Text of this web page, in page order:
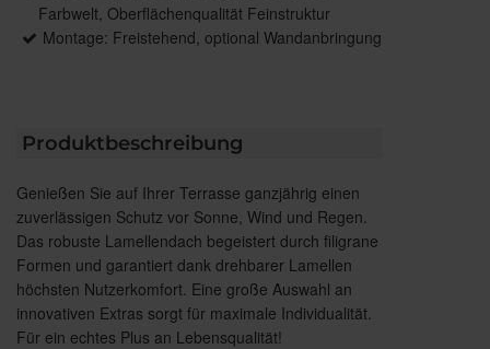
Farbwelt, Oberflächenqualität Feinstruktur
Montage: Freistehend, optional Wandanbringung
Produktbeschreibung
Genießen Sie auf Ihrer Terrasse ganzjährig einen
zuverlässigen Schutz vor Sonne, Wind und Regen.
Das robuste Lamellendach begeistert durch filigrane
Formen und garantiert dank drehbarer Lamellen
höchsten Nutzerkomfort. Eine große Auswahl an
innovativen Extras sorgt für maximale Individualität.
Für ein echtes Plus an Lebensqualität!